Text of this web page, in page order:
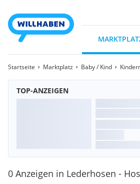
Startseite Marktplatz Baby / Kind
TOP-ANZEIGEN
0 Anzeigen in Lederhosen -